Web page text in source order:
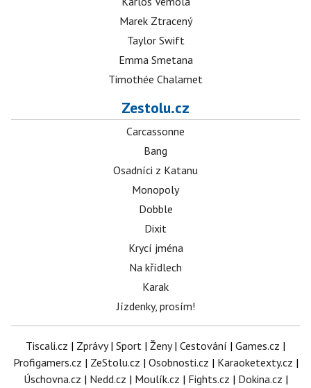
Marek Ztracený
Taylor Swift
Emma Smetana
Timothée Chalamet
Zestolu.cz
Carcassonne
Bang
Osadníci z Katanu
Monopoly
Dobble
Dixit
Krycí jména
Na křídlech
Karak
Jízdenky, prosím!
Tiscali.cz | Zprávy| Sport | Ženy| Cestování | Games.cz |
Profigamers.cz | ZeStolu.cz | Osobnosti.cz | Karaoketexty.cz |
Úschovna.cz | Nedd.cz | Moulík.cz | Fights.cz | Dokina.cz |